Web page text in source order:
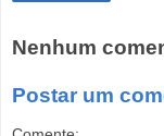
Nenhum
Postar um